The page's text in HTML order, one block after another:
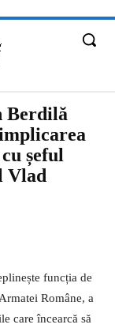
Berdilă
șeful
Vlad
funcția de
Române, a
care încearcă să